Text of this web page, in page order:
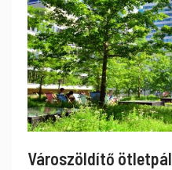
Városzöldítő